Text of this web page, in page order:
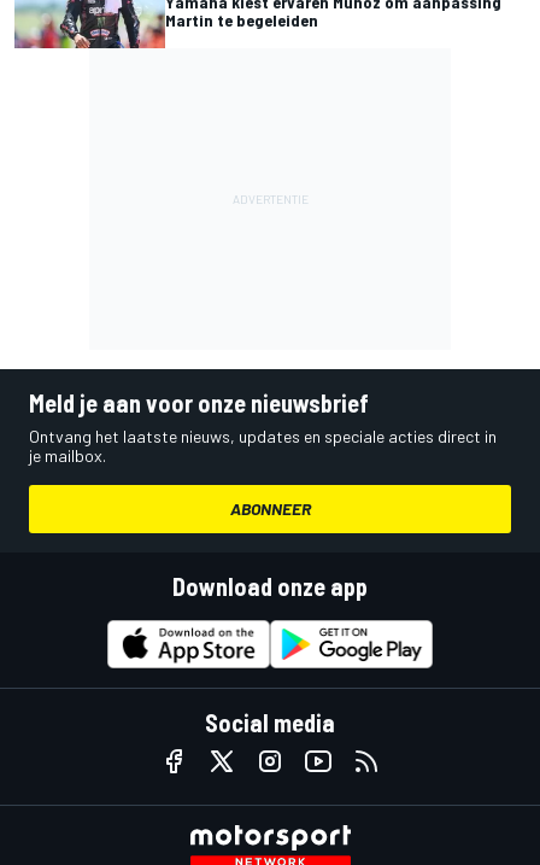
Martin te begeleiden
Meld je aan voor onze nieuwsbrief
Ontvang het laatste nieuws, updates en speciale acties direct in
je mailbox.
ABONNEER
Download onze app
Social media